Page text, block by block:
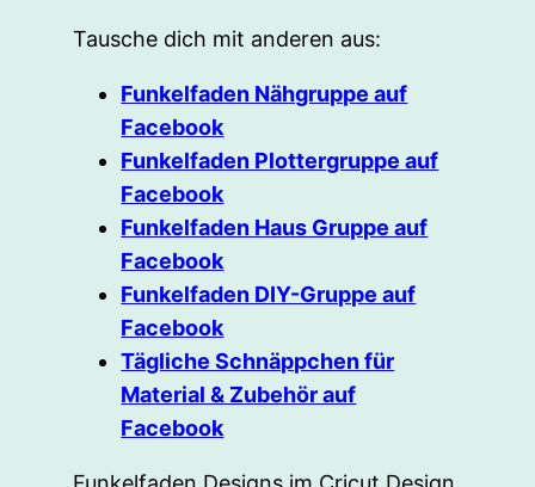
Tausche dich mit anderen aus:
Funkelfaden Nähgruppe auf
Facebook
Funkelfaden Plottergruppe auf
Facebook
Funkelfaden Haus Gruppe auf
Facebook
Funkelfaden DIY-Gruppe auf
Facebook
Tägliche Schnäppchen für
Material & Zubehör auf
Facebook